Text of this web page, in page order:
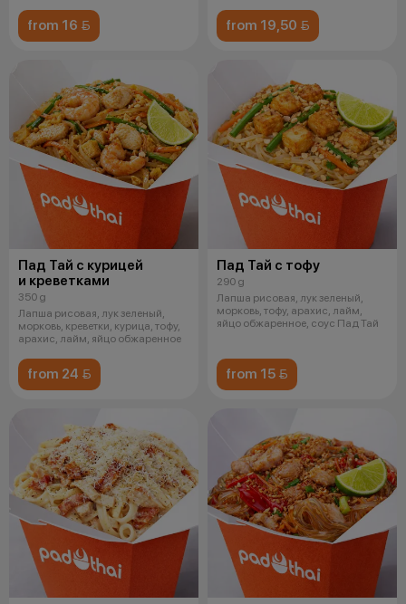
from 16  from 19,50 
Пад Тай с курицей
и креветками
350 g
Лапша рисовая, лук зеленый,
морковь, креветки, курица, тофу,
арахис, лайм, яйцо обжаренное
from 24 
Пад Тай с тофу
290 g
Лапша рисовая, лук зеленый,
морковь, тофу, арахис, лайм,
яйцо обжаренное, соус Пад Тай
from 15 